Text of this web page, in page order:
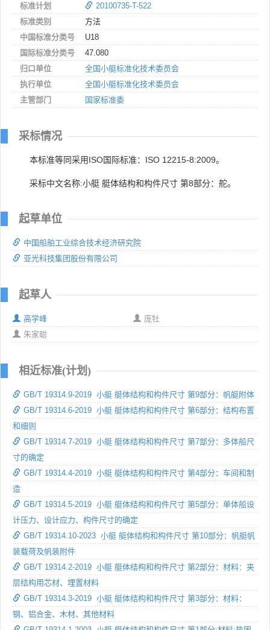
标准计划
20100735-T-522
标准类别
方法
中国标准分类号
U18
国际标准分类号
47.080
归口单位
全国小艇标准化技术委员会
执行单位
全国小艇标准化技术委员会
主管部门
国家标准委
采标情况
本标准等同采用ISO国际标准：ISO 12215-8:2009。
采标中文名称:小艇 艇体结构和构件尺寸 第8部分：舵。
起草单位
中国船舶工业综合技术经济研究院
亚光科技集团股份有限公司
起草人
高学峰
庞牡
朱家聪
相近标准(计划)
GB/T 19314.9-2019 小艇 艇体结构和构件尺寸 第9部分：帆艇附体
GB/T 19314.6-2019 小艇 艇体结构和构件尺寸 第6部分：结构布置
和细则
GB/T 19314.7-2019 小艇 艇体结构和构件尺寸 第7部分：多体船尺
寸的确定
GB/T 19314.4-2019 小艇 艇体结构和构件尺寸 第4部分：车间和制
造
GB/T 19314.5-2019 小艇 艇体结构和构件尺寸 第5部分：单体船设
计压力、设计应力、构件尺寸的确定
GB/T 19314.10-2023 小艇 艇体结构和构件尺寸 第10部分：帆艇帆
装载荷及帆装附件
GB/T 19314.2-2019 小艇 艇体结构和构件尺寸 第2部分：材料：夹
层结构用芯材、埋置材料
GB/T 19314.3-2019 小艇 艇体结构和构件尺寸 第3部分：材料：
钢、铝合金、木材、其他材料